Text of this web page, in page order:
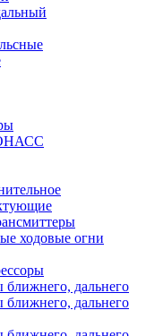
ходовые огни
дальнего
дальнего